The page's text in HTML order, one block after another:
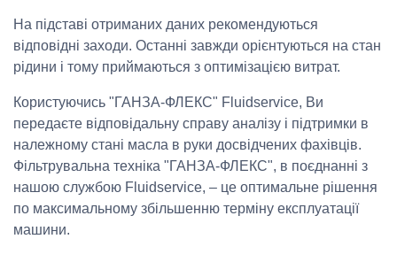
На підставі отриманих даних рекомендуються
відповідні заходи. Останні завжди орієнтуються на стан
рідини і тому приймаються з оптимізацією витрат.
Користуючись "ГАНЗА-ФЛЕКС" Fluidservice, Ви
передаєте відповідальну справу аналізу і підтримки в
належному стані масла в руки досвідчених фахівців.
Фільтрувальна техніка "ГАНЗА-ФЛЕКС", в поєднанні з
нашою службою Fluidservice, – це оптимальне рішення
по максимальному збільшенню терміну експлуатації
машини.